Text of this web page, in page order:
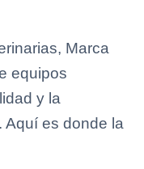
Marca
equipos
y la
Aquí es donde la